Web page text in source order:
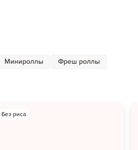
Минироллы Фреш роллы
Без риса